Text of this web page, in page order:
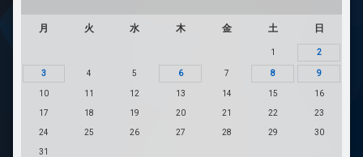
月 火 水 木 金 土 日
1 2
3 4 5 6 7 8 9
10 11 12 13 14 15 16
17 18 19 20 21 22 23
24 25 26 27 28 29 30
31